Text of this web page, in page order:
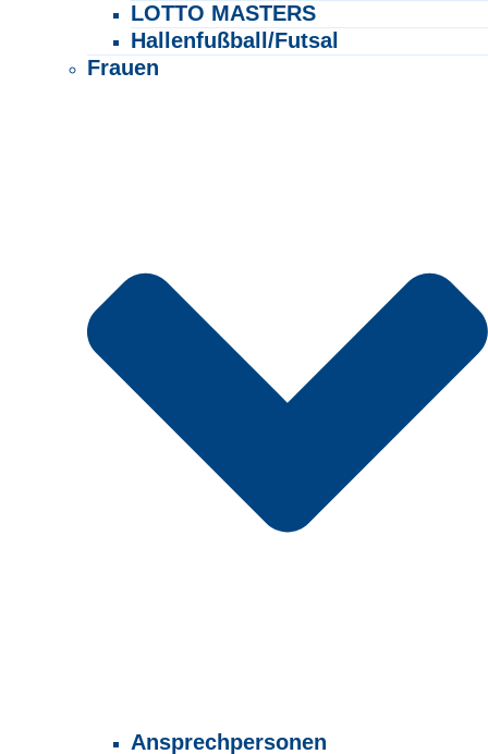
LOTTO MASTERS
Hallenfußball/Futsal
Frauen
Ansprechpersonen